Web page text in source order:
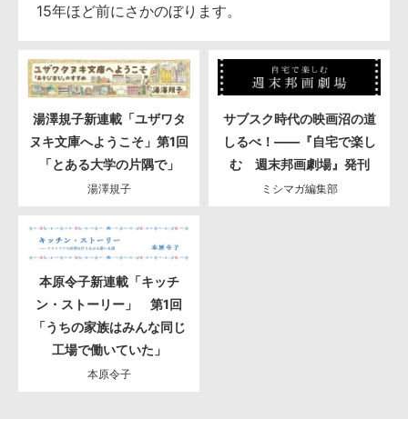
15年ほど前にさかのぼります。
湯澤規子新連載「ユザワタ
ヌキ文庫へようこそ」第1回
「とある大学の片隅で」
湯澤規子
サブスク時代の映画沼の道
しるべ！――『自宅で楽し
む 週末邦画劇場』発刊
ミシマガ編集部
本原令子新連載「キッチ
ン・ストーリー」 第1回
「うちの家族はみんな同じ
工場で働いていた」
本原令子